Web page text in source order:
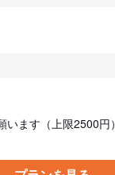
ます（上限2500円）